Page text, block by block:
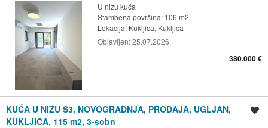
U nizu kuća
Stambena površina: 106 m2
Lokacija: Kukljica, Kukljica
Objavljen:25.07.2026.
380.000 €
KUĆA U NIZU S3, NOVOGRADNJA, PRODAJA, UGLJAN,
KUKLJICA, 115 m2, 3-sobn